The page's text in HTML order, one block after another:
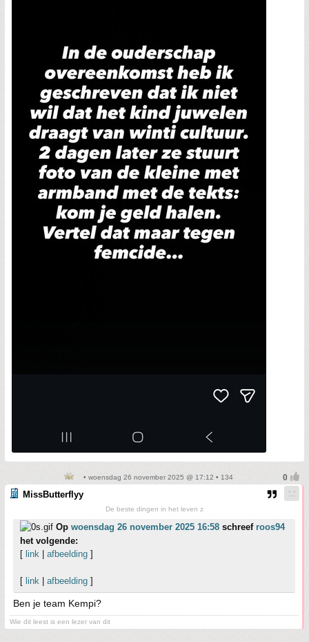
• woensdag 26 november 2025 @ 17:12 • 134
MissButterflyy
De beste dingen in het leven z
Op woensdag 26 november 2025 16:58 schreef roos94
het volgende:
[ link afbeelding ]
[ link afbeelding ]
Ben je team Kempi?
Wie dit leest is een lezer van dit